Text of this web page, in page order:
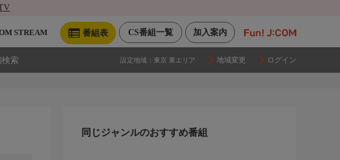
加入案内
CS番組一覧
番組表
STREAM
索 設定地域： 東京 東エリア 地域変更 ログイン
同じジャンルのおすすめ番組